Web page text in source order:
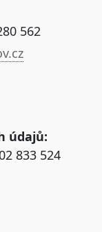
562
údajů:
833 524